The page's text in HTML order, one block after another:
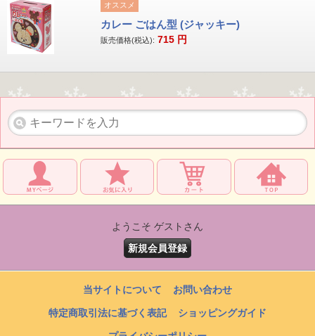
オススメ
カレー ごはん型 (ジャッキー)
販売価格(税込): 715 円
ようこそ ゲストさん
新規会員登録
当サイトについて お問い合わせ
特定商取引法に基づく表記 ショッピングガイド